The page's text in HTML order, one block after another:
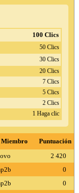
100 Clics
50 Clics
30 Clics
20 Clics
7 Clics
5 Clics
2 Clics
1 Haga clic
Miembro
Puntuación
2 420
0
0